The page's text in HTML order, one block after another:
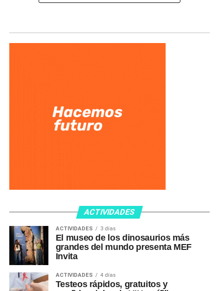
ACTIVIDADES
ACTIVIDADES 3 días
El museo de los dinosaurios más
grandes del mundo presenta MEF
Invita
ACTIVIDADES 4 días
Testeos rápidos, gratuitos y